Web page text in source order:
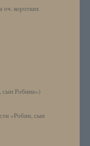
коротких
Робина»)
«Робин, сын